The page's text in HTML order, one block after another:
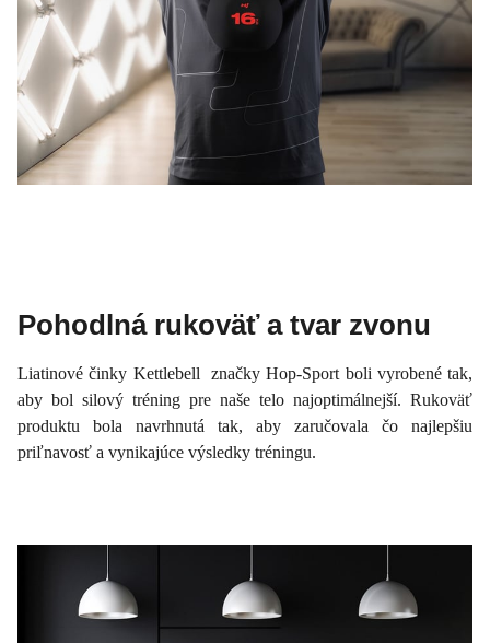
Pohodlná rukoväť a tvar zvonu
Liatinové činky Kettlebell značky Hop-Sport boli vyrobené tak,
aby bol silový tréning pre naše telo najoptimálnejší. Rukoväť
produktu bola navrhnutá tak, aby zaručovala čo najlepšiu
priľnavosť a vynikajúce výsledky tréningu.